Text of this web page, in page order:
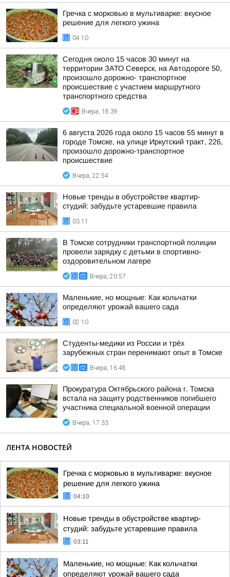
Гречка с морковью в мультиварке: вкусное
решение для легкого ужина
04:10
Сегодня около 15 часов 30 минут на
территории ЗАТО Северск, на Автодороге 50,
произошло дорожно- транспортное
происшествие с участием маршрутного
транспортного средства
Вчера, 18:39
6 августа 2026 года около 15 часов 55 минут в
городе Томске, на улице Иркутский тракт, 226,
произошло дорожно-транспортное
происшествие
Вчера, 22:54
Новые тренды в обустройстве квартир-
студий: забудьте устаревшие правила
03:11
В Томске сотрудники транспортной полиции
провели зарядку с детьми в спортивно-
оздоровительном лагере
Вчера, 20:57
Маленькие, но мощные: Как кольчатки
определяют урожай вашего сада
02:10
Студенты-медики из России и трёх
зарубежных стран перенимают опыт в Томске
Вчера, 16:48
Прокуратура Октябрьского района г. Томска
встала на защиту родственников погибшего
участника специальной военной операции
Вчера, 17:33
ЛЕНТА НОВОСТЕЙ
Гречка с морковью в мультиварке: вкусное
решение для легкого ужина
04:10
Новые тренды в обустройстве квартир-
студий: забудьте устаревшие правила
03:11
Маленькие, но мощные: Как кольчатки
определяют урожай вашего сада